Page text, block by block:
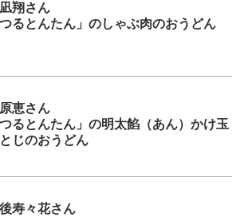
翔さん
つるとんたん」のしゃぶ肉のおうどん
恵さん
つるとんたん」の明太餡（あん）かけ玉
じのおうどん
寿々花さん